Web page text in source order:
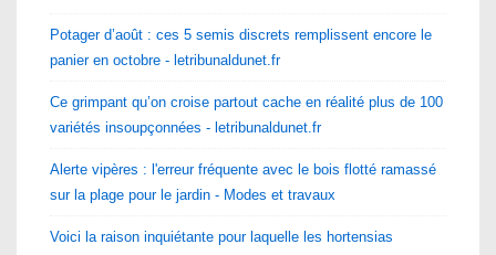
Potager d’août : ces 5 semis discrets remplissent encore le
panier en octobre - letribunaldunet.fr
Ce grimpant qu’on croise partout cache en réalité plus de 100
variétés insoupçonnées - letribunaldunet.fr
Alerte vipères : l'erreur fréquente avec le bois flotté ramassé
sur la plage pour le jardin - Modes et travaux
Voici la raison inquiétante pour laquelle les hortensias